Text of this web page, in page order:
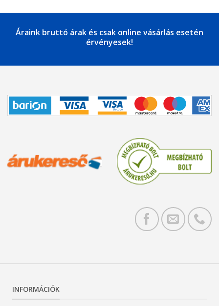
Áraink bruttó árak és csak online vásárlás esetén
érvényesek!
INFORMÁCIÓK